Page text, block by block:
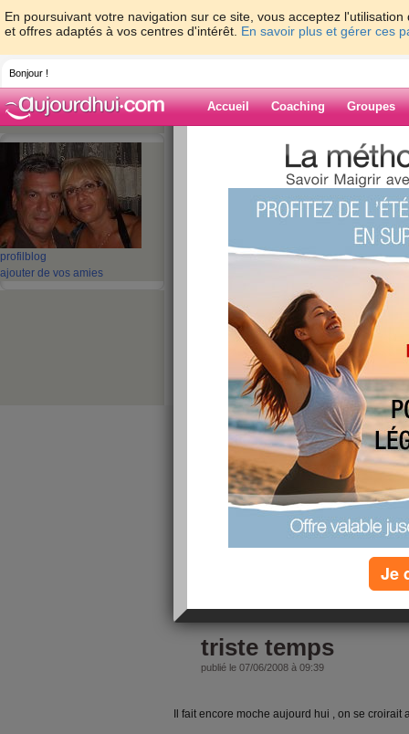
En poursuivant votre navigation sur ce site, vous acceptez
et offres adaptés à vos centres d'intérêt. En savoir plus et gérer ces
Bonjour !
Accueil Coaching Groupes
profil blog
ajouter de vos amies
>
Blog de
3 4
je suis crevée (
expression )
publié le 09/06/2008 à 18:55
Quelle mauvaise nuit encore . Hier soir j etais
Phil étaient à la maison , l ainé pas de
d attention vu son handycap) que je pensais
pour dormir et effectivement je me suis vite
Il y avait u bon momnt que j etais reveillée
je me suis levée fumer une cigarette ('je c tres
visité qques blogs et à 4h me suis couchée
pour Phil , il a bien fallu me lever et quand il
triste temps
publié le 07/06/2008 à 09:39
Il fait encore moche aujourd hui , on se croirait
Je